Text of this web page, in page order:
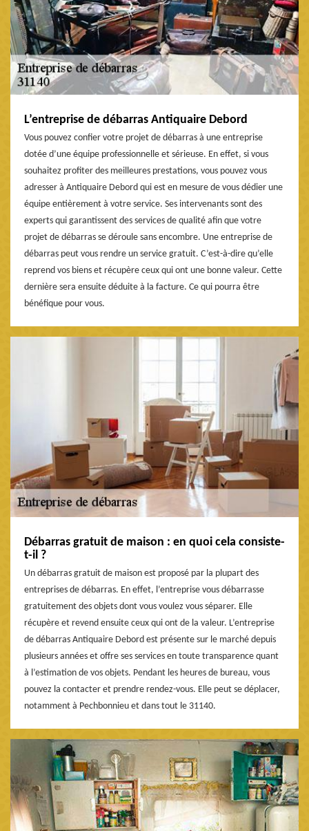
L’entreprise de débarras Antiquaire Debord
Vous pouvez confier votre projet de débarras à une entreprise
dotée d’une équipe professionnelle et sérieuse. En effet, si vous
souhaitez profiter des meilleures prestations, vous pouvez vous
adresser à Antiquaire Debord qui est en mesure de vous dédier une
équipe entièrement à votre service. Ses intervenants sont des
experts qui garantissent des services de qualité afin que votre
projet de débarras se déroule sans encombre. Une entreprise de
débarras peut vous rendre un service gratuit. C’est-à-dire qu’elle
reprend vos biens et récupère ceux qui ont une bonne valeur. Cette
dernière sera ensuite déduite à la facture. Ce qui pourra être
bénéfique pour vous.
Débarras gratuit de maison : en quoi cela consiste-
t-il ?
Un débarras gratuit de maison est proposé par la plupart des
entreprises de débarras. En effet, l’entreprise vous débarrasse
gratuitement des objets dont vous voulez vous séparer. Elle
récupère et revend ensuite ceux qui ont de la valeur. L’entreprise
de débarras Antiquaire Debord est présente sur le marché depuis
plusieurs années et offre ses services en toute transparence quant
à l’estimation de vos objets. Pendant les heures de bureau, vous
pouvez la contacter et prendre rendez-vous. Elle peut se déplacer,
notamment à Pechbonnieu et dans tout le 31140.